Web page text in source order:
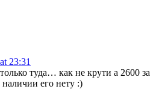
23:31
туда… как не крути а 2600 за
наличии его нету :)